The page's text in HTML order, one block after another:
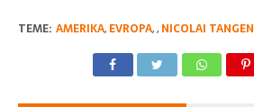
TEME: AMERIKA, EVROPA,, NICOLAI TANGEN